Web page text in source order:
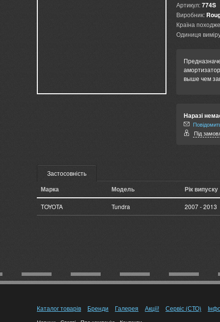
Артикул:774S
Виробник:
Країна
Одиниця
выше чем
Наразі
Під
Застосовність
Марка Модель Рік випуску
TOYOTA Tundra 2007 - 2013
Каталог товарів Бренди Галерея Акції! Сервіс (СТО)